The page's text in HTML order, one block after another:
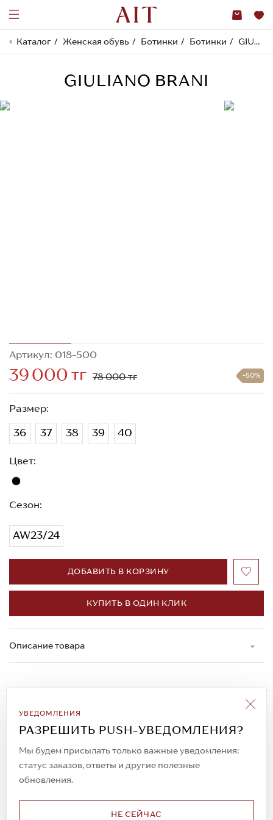
Каталог Женская обувь Ботинки Ботинки GIULIANO BRANI
GIULIANO BRANI
Артикул: 018-500
39 000 тг 78 000 тг -50%
Размер:
36 37 38 39 40
Цвет:
Сезон:
AW23/24
ДОБАВИТЬ В КОРЗИНУ
КУПИТЬ В ОДИН КЛИК
Описание товара
УВЕДОМЛЕНИЯ
РАЗРЕШИТЬ PUSH-УВЕДОМЛЕНИЯ?
Мы будем присылать только важные уведомления:
статус заказов, ответы и другие полезные
обновления.
НЕ СЕЙЧАС
Подписаться на рассылку
Всегда будьте в курсе новых акций и
спецпредложений!
© 2023. AIT Shoes
Все права защищены